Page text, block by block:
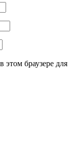
этом браузере для